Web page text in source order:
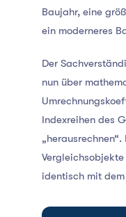
Baujahr, eine
ein moderneres
Der
nun über
Indexreihen des
identisch mit